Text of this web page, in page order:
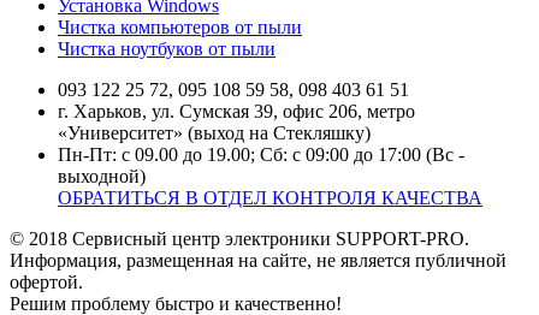
Установка Windows
Чистка компьютеров от пыли
Чистка ноутбуков от пыли
093 122 25 72, 095 108 59 58, 098 403 61 51
г. Харьков, ул. Сумская 39, офис 206, метро
«Университет» (выход на Стекляшку)
Пн-Пт: с 09.00 до 19.00; Сб: с 09:00 до 17:00 (Вс -
выходной)
ОБРАТИТЬСЯ В ОТДЕЛ КОНТРОЛЯ КАЧЕСТВА
© 2018 Сервисный центр электроники SUPPORT-PRO.
Информация, размещенная на сайте, не является публичной
офертой.
Решим проблему быстро и качественно!